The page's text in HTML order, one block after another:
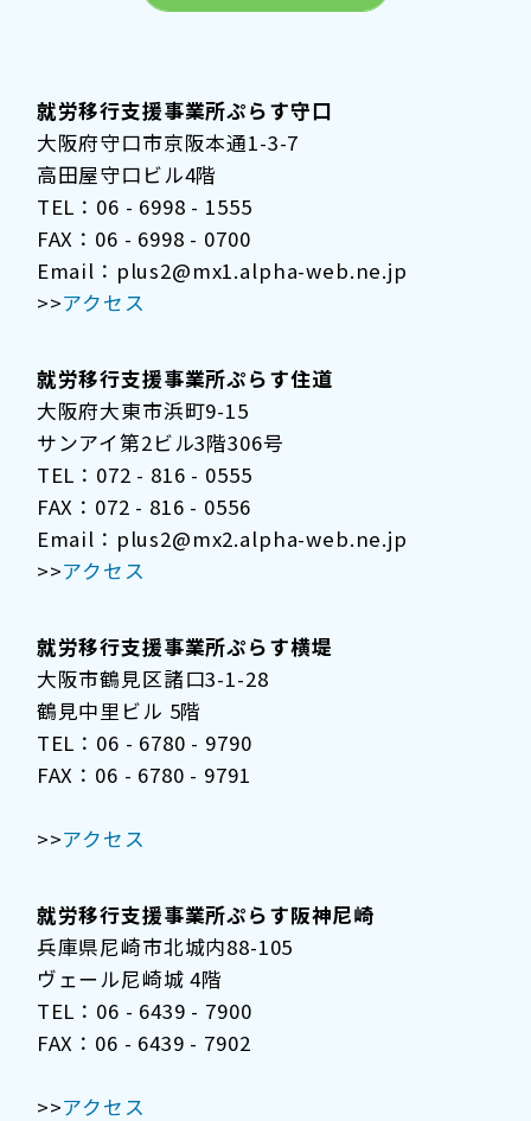
就労移行支援事業所ぷらす守口
大阪府守口市京阪本通1-3-7
高田屋守口ビル4階
TEL：06 - 6998 - 1555
FAX：06 - 6998 - 0700
Email：plus2@mx1.alpha-web.ne.jp
>>アクセス
就労移行支援事業所ぷらす住道
大阪府大東市浜町9-15
サンアイ第2ビル3階306号
TEL：072 - 816 - 0555
FAX：072 - 816 - 0556
Email：plus2@mx2.alpha-web.ne.jp
>>アクセス
就労移行支援事業所ぷらす横堤
大阪市鶴見区諸口3-1-28
鶴見中里ビル 5階
TEL：06 - 6780 - 9790
FAX：06 - 6780 - 9791
>>アクセス
就労移行支援事業所ぷらす阪神尼崎
兵庫県尼崎市北城内88-105
ヴェール尼崎城 4階
TEL：06 - 6439 - 7900
FAX：06 - 6439 - 7902
>>アクセス